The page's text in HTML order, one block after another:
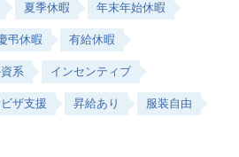
夏季休暇 年末年始休暇
弔休暇 有給休暇
系 インセンティブ
ザ支援 昇給あり 服装自由